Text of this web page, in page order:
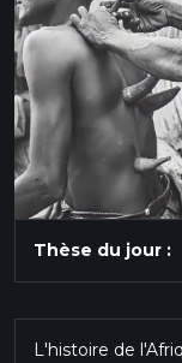
Thèse du jour :
L'histoire de